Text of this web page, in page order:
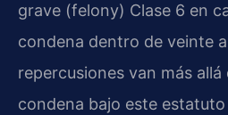
grave (felony) Clase 6 en
condena dentro de veinte
repercusiones van más
condena bajo este